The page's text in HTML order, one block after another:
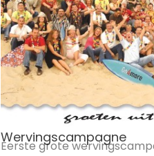
Wervingscampagne
Eerste grote